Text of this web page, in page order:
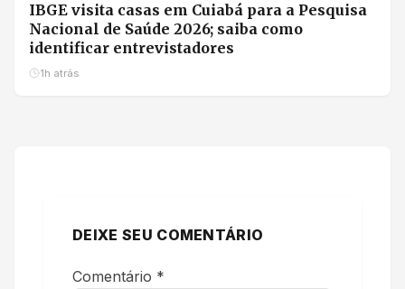
IBGE visita casas em Cuiabá para a Pesquisa
Nacional de Saúde 2026; saiba como
identificar entrevistadores
1h atrás
DEIXE SEU COMENTÁRIO
Comentário *